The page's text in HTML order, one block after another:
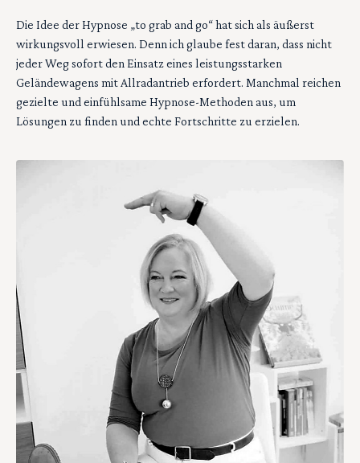
Die Idee der Hypnose „to grab and go“ hat sich als äußerst
wirkungsvoll erwiesen. Denn ich glaube fest daran, dass nicht
jeder Weg sofort den Einsatz eines leistungsstarken
Geländewagens mit Allradantrieb erfordert. Manchmal reichen
gezielte und einfühlsame Hypnose-Methoden aus, um
Lösungen zu finden und echte Fortschritte zu erzielen.